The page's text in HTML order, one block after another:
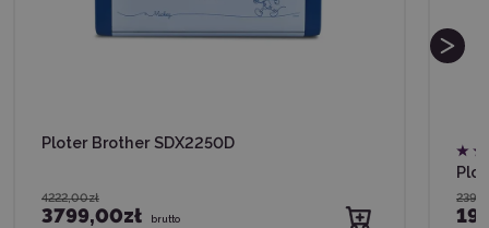
Ploter Brother SDX2250D
4222,00zł
3799,00zł brutto